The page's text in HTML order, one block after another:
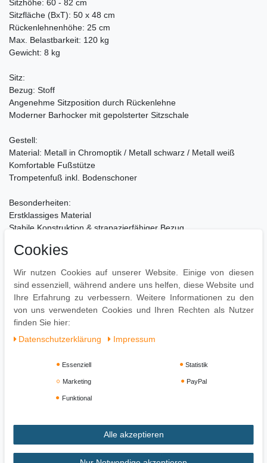
Sitzhöhe: 60 - 82 cm
Sitzfläche (BxT): 50 x 48 cm
Rückenlehnenhöhe: 25 cm
Max. Belastbarkeit: 120 kg
Gewicht: 8 kg
Sitz:
Bezug: Stoff
Angenehme Sitzposition durch Rückenlehne
Moderner Barhocker mit gepolsterter Sitzschale
Gestell:
Material: Metall in Chromoptik / Metall schwarz / Metall weiß
Komfortable Fußstütze
Trompetenfuß inkl. Bodenschoner
Besonderheiten:
Erstklassiges Material
Stabile Konstruktion & strapazierfähiger Bezug
Leichte Verschmutzung mit feuchtem Baumwolltuch abwischen
Oberflächen nur mit geeignetem Aufsatz absaugen
Keine Haushaltsreiniger verwenden
Impressum Daten­schutz­erklärung AGB
Cookies
Wir nutzen Cookies auf unserer Website. Einige von diesen
sind essenziell, während andere uns helfen, diese Website und
Ihre Erfahrung zu verbessern. Weitere Informationen zu den
von uns verwendeten Cookies und Ihren Rechten als Nutzer
finden Sie hier:
Daten­schutz­erklärung
Impressum
Essenziell Statistik
Marketing PayPal
Funktional
Alle akzeptieren